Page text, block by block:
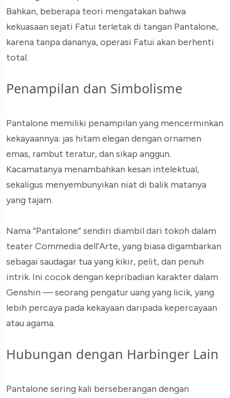
Bahkan, beberapa teori mengatakan bahwa
kekuasaan sejati Fatui terletak di tangan Pantalone,
karena tanpa dananya, operasi Fatui akan berhenti
total.
Penampilan dan Simbolisme
Pantalone memiliki penampilan yang mencerminkan
kekayaannya: jas hitam elegan dengan ornamen
emas, rambut teratur, dan sikap anggun.
Kacamatanya menambahkan kesan intelektual,
sekaligus menyembunyikan niat di balik matanya
yang tajam.
Nama “Pantalone” sendiri diambil dari tokoh dalam
teater Commedia dell’Arte, yang biasa digambarkan
sebagai saudagar tua yang kikir, pelit, dan penuh
intrik. Ini cocok dengan kepribadian karakter dalam
Genshin — seorang pengatur uang yang licik, yang
lebih percaya pada kekayaan daripada kepercayaan
atau agama.
Hubungan dengan Harbinger Lain
Pantalone sering kali berseberangan dengan